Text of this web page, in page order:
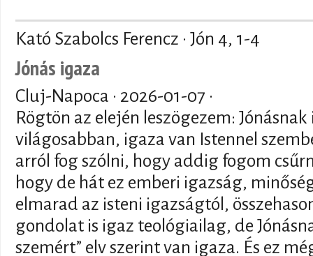
Kató Szabolcs Ferencz · Jón 4, 1-4
Jónás igaza
Cluj-Napoca · 2026-01-07 ·
Rögtön az elején leszögezem:
világosabban, igaza van Istennel
arról fog szólni, hogy addig fogom
hogy de hát ez emberi igazság,
elmarad az isteni igazságtól,
gondolat is igaz teológiailag, de
szemért” elv szerint van igaza. És ez